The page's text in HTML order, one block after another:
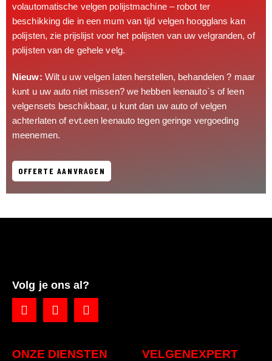
volautomatische velgen polijstmachine – robot ter
beschikking die in een mum van tijd velgen hoogglans kan
polijsten, zie prijslijst voor het polijsten van uw velgranden, of
polijsten van de gehele velg.
Nieuw: Wilt u uw velgen laten herstellen, behandelen ? maar
kunt u uw auto niet missen? we hebben leenauto`s of leen
velgensets beschikbaar, u kunt dan uw auto of velgen
achterlaten of evt.een leenauto tegen geringe vergoeding
meenemen.
OFFERTE AANVRAGEN
Volg je ons al?
ONZE DIENSTEN VELGENEXPERT